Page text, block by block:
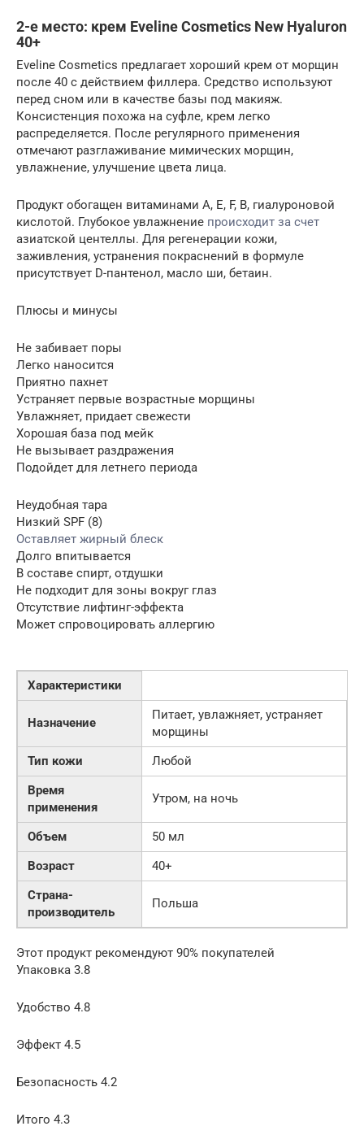
2-е место: крем Eveline Cosmetics New Hyaluron
40+
Eveline Cosmetics предлагает хороший крем от морщин
после 40 с действием филлера. Средство используют
перед сном или в качестве базы под макияж.
Консистенция похожа на суфле, крем легко
распределяется. После регулярного применения
отмечают разглаживание мимических морщин,
увлажнение, улучшение цвета лица.
Продукт обогащен витаминами А, Е, F, В, гиалуроновой
кислотой. Глубокое увлажнение происходит за счет
азиатской центеллы. Для регенерации кожи,
заживления, устранения покраснений в формуле
присутствует D-пантенол, масло ши, бетаин.
Плюсы и минусы
Не забивает поры
Легко наносится
Приятно пахнет
Устраняет первые возрастные морщины
Увлажняет, придает свежести
Хорошая база под мейк
Не вызывает раздражения
Подойдет для летнего периода
Неудобная тара
Низкий SPF (8)
Оставляет жирный блеск
Долго впитывается
В составе спирт, отдушки
Не подходит для зоны вокруг глаз
Отсутствие лифтинг-эффекта
Может спровоцировать аллергию
Характеристики
Назначение
Питает, увлажняет, устраняет
морщины
Тип кожи
Любой
Время
применения
Утром, на ночь
Объем
50 мл
Возраст
40+
Страна-
производитель
Польша
Этот продукт рекомендуют 90% покупателей
Упаковка 3.8
Удобство 4.8
Эффект 4.5
Безопасность 4.2
Итого 4.3